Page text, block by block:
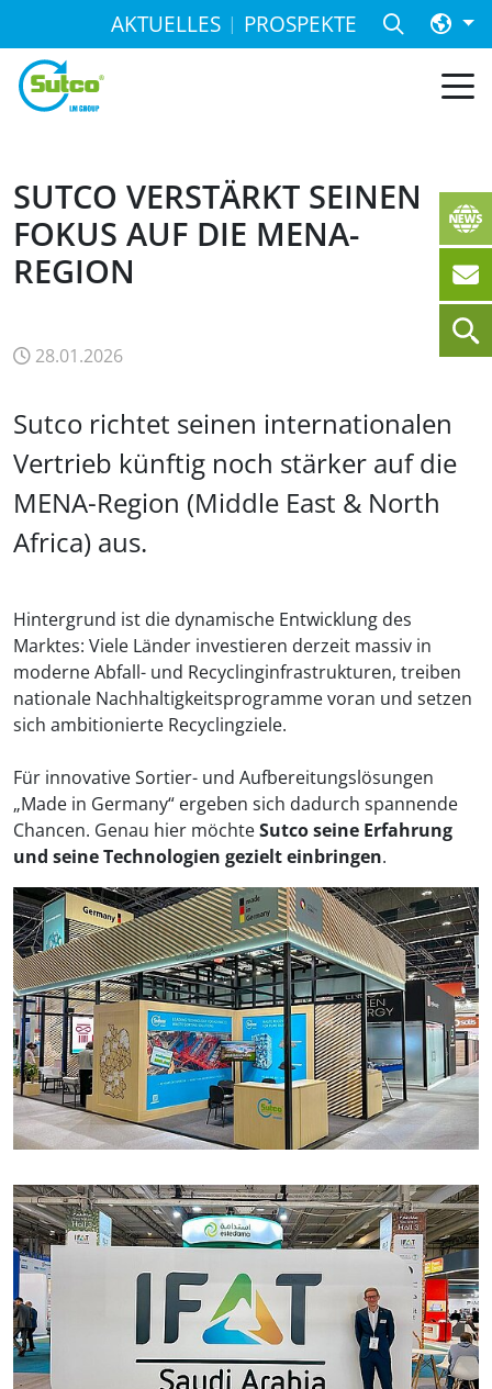
AKTUELLES PROSPEKTE
SUTCO VERSTÄRKT SEINEN
FOKUS AUF DIE MENA-
REGION
28.01.2026
Sutco richtet seinen internationalen
Vertrieb künftig noch stärker auf die
MENA-Region (Middle East & North
Africa) aus.
Hintergrund ist die dynamische Entwicklung des
Marktes: Viele Länder investieren derzeit massiv in
moderne Abfall- und Recyclinginfrastrukturen, treiben
nationale Nachhaltigkeitsprogramme voran und setzen
sich ambitionierte Recyclingziele.
Für innovative Sortier- und Aufbereitungslösungen
„Made in Germany“ ergeben sich dadurch spannende
Chancen. Genau hier möchteSutco seine Erfahrung
und seine Technologien gezielt einbringen.